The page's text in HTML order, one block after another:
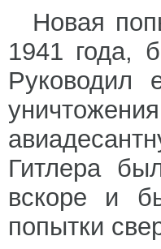
Новая
1941 года,
Гитлера
вскоре и
попытки